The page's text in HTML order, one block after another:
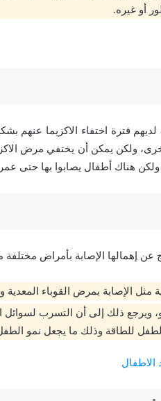
أو غيره.
فترة اختفاء الاكزيما عنهم
ولكن يمكن أن يختفي مرض
هناك أطفال يصابوا بها حتى
عن إهمالها الإصابة بأمراض مختلفة
مثل الإصابة بمرض القوباء
ويرجع ذلك إلى أن التسرب
الطفل للطاقة وذلك ما يجعل نمو